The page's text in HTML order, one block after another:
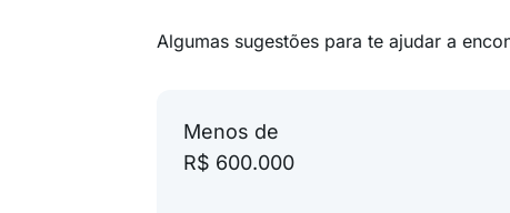
Algumas sugestões para te ajudar a
Menos de
R$ 600.000